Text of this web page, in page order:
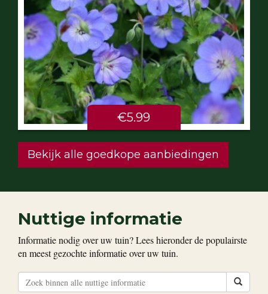
€5.99
Bekijk alle goedkope aanbiedingen
Nuttige informatie
Informatie nodig over uw tuin? Lees hieronder de populairste
en meest gezochte informatie over uw tuin.